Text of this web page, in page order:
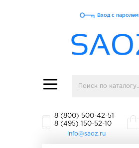
Toggle
navigation
Вход с паролем
8 (800) 500-42-51
8 (495) 150-52-10
info@saoz.ru